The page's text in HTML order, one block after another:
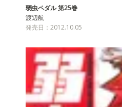
弱虫ペダル 第25巻
渡辺航
発売日：2012.10.05